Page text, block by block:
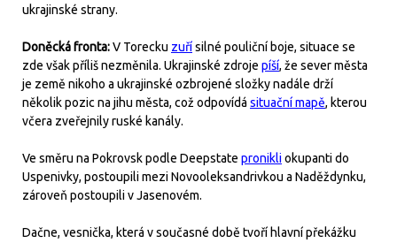
ukrajinské strany.
Doněcká fronta:V Torecku zuřísilné pouliční boje, situace se
zde však příliš nezměnila. Ukrajinské zdroje píší, že sever města
je země nikoho a ukrajinské ozbrojené složky nadále drží
několik pozic na jihu města, což odpovídá situační mapě, kterou
včera zveřejnily ruské kanály.
Ve směru na Pokrovsk podle Deepstate pronikliokupanti do
Uspenivky, postoupili mezi Novooleksandrivkou a Naděždynku,
zároveň postoupili v Jasenovém.
Dačne, vesnička, která v současné době tvoří hlavní překážku